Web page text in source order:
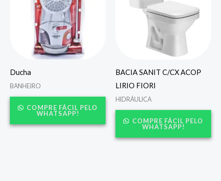
Ducha
BANHEIRO
COMPRE FÁCIL PELO
WHATSAPP!
BACIA SANIT C/CX ACOP
LIRIO FIORI
HIDRÁULICA
COMPRE FÁCIL PELO
WHATSAPP!